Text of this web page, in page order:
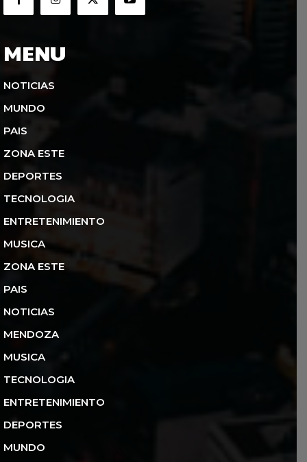
MENU
NOTICIAS
MUNDO
PAIS
ZONA ESTE
DEPORTES
TECNOLOGIA
ENTRETENIMIENTO
MUSICA
ZONA ESTE
PAIS
NOTICIAS
MENDOZA
MUSICA
TECNOLOGIA
ENTRETENIMIENTO
DEPORTES
MUNDO